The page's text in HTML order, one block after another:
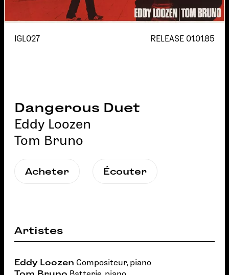
IGL027 RELEASE 01.01.85
Dangerous Duet
Eddy Loozen
Tom Bruno
Acheter Écouter
Artistes
Eddy Loozen Compositeur, piano